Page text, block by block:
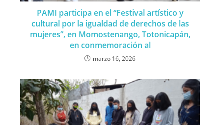
PAMI participa en el “Festival artístico y
cultural por la igualdad de derechos de las
mujeres”, en Momostenango, Totonicapán,
en conmemoración al
marzo 16, 2026